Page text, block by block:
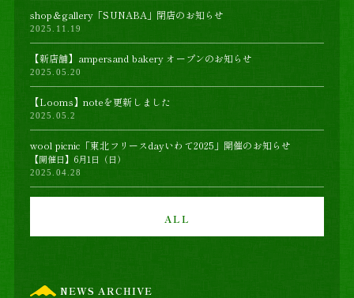
shop＆gallery「SUNABA」閉店のお知らせ
2025.11.19
【新店舗】ampersand bakery オープンのお知らせ
2025.05.20
【Looms】noteを更新しました
2025.05.2
wool picnic「東北フリースdayいわて2025」開催のお知らせ
【開催日】6月1日（日）
2025.04.28
ALL
NEWS ARCHIVE